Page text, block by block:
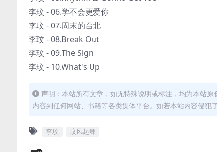
李玟 - 06.学不会更爱你
李玟 - 07.周末的台北
李玟 - 08.Break Out
李玟 - 09.The Sign
李玟 - 10.What's Up
声明：本站所有文章，如无特殊说明或标注，均为本站
内容到任何网站、书籍等各类媒体平台。如若本站内容侵犯
李玟 玟风起舞